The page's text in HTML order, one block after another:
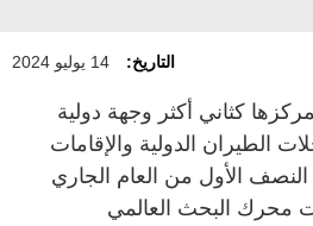
التاريخ: 14 يوليو 2024
كثاني أكثر وجهة دولية
الطيران الدولية والإقامات
النصف الأول من العام الجاري
محرك البحث العالمي